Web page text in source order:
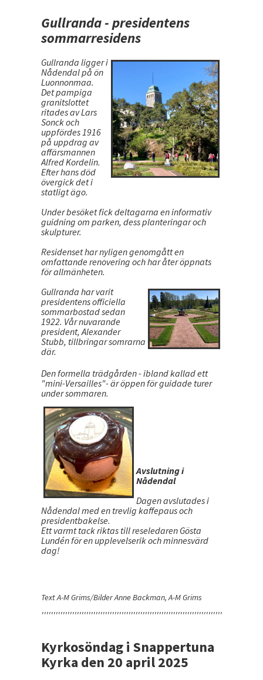
Gullranda - presidentens
sommarresidens
Gullranda ligger i
Nådendal på ön
Luonnonmaa.
Det pampiga
granitslottet
ritades av Lars
Sonck och
uppfördes 1916
på uppdrag av
affärsmannen
Alfred Kordelin.
Efter hans död
övergick det i
statligt ägo.
Under besöket fick deltagarna en informativ
guidning om parken, dess planteringar och
skulpturer.
Residenset har nyligen genomgått en
omfattande renovering och har åter öppnats
för allmänheten.
Gullranda har varit
presidentens officiella
sommarbostad sedan
1922. Vår nuvarande
president, Alexander
Stubb, tillbringar somrarna
där.
Den formella trädgården - ibland kallad ett
"mini-Versailles"- är öppen för guidade turer
under sommaren.
Avslutning i
Nådendal
Dagen avslutades i
Nådendal med en trevlig kaffepaus och
presidentbakelse.
Ett varmt tack riktas till reseledaren Gösta
Lundén för en upplevelserik och minnesvärd
dag!
Text A-M Grims/Bilder Anne Backman, A-M Grims
Kyrkosöndag i Snappertuna
Kyrka den 20 april 2025